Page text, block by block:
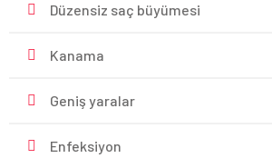
Düzensiz saç büyümesi
Kanama
Geniş yaralar
Enfeksiyon